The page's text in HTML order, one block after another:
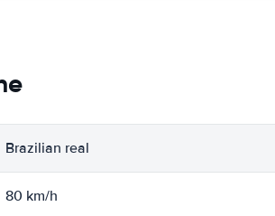
Brazilian real
80 km/h